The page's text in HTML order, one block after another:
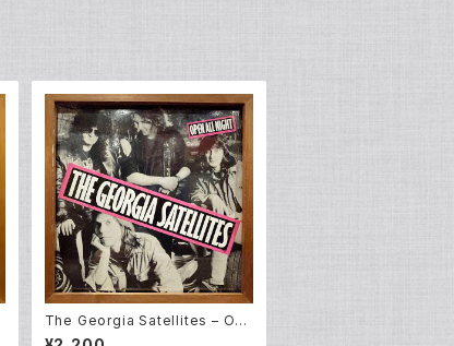
The Georgia Satellites – Op
en All Night (LP)